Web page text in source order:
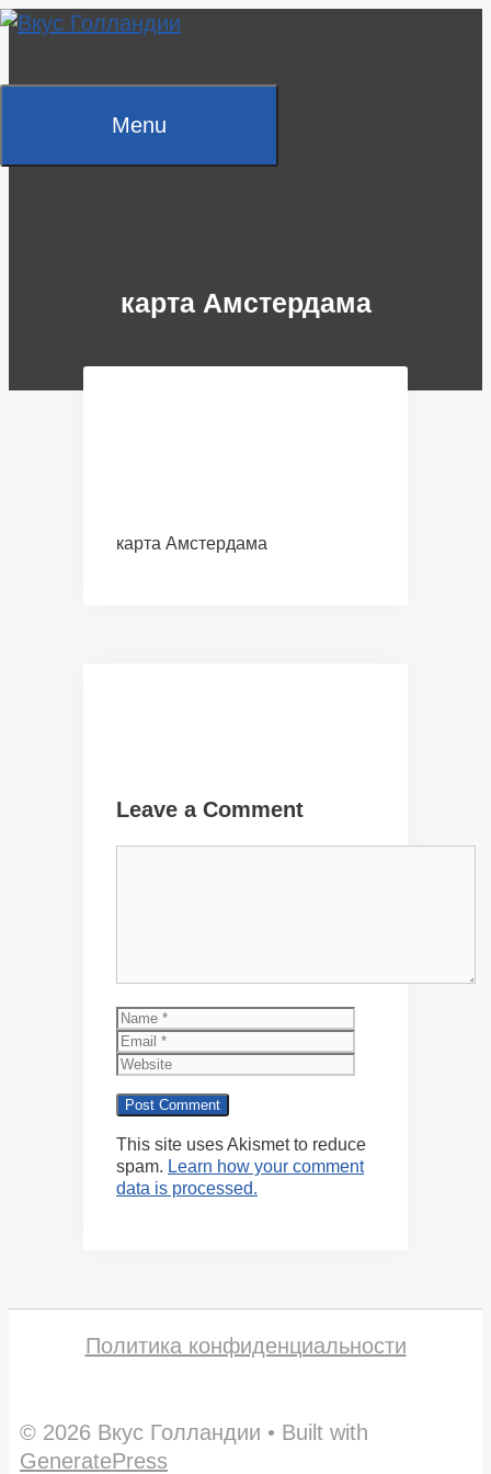
Skip
Menu
карта Амстердама
карта Амстердама
Leave a Comment
Name
This site uses Akismet to reduce
spam. Learn how your comment
data is processed.
Политика конфиденциальности
© 2026 Вкус Голландии • Built with
GeneratePress